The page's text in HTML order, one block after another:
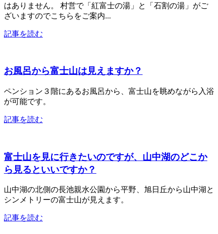
はありません。 村営で「紅富士の湯」と「石割の湯」がご
ざいますのでこちらをご案内...
記事を読む
お風呂から富士山は見えますか？
ペンション３階にあるお風呂から、富士山を眺めながら入浴
が可能です。
記事を読む
富士山を見に行きたいのですが、山中湖のどこか
ら見るといいですか？
山中湖の北側の長池親水公園から平野、旭日丘から山中湖と
シンメトリーの富士山が見えます。
記事を読む